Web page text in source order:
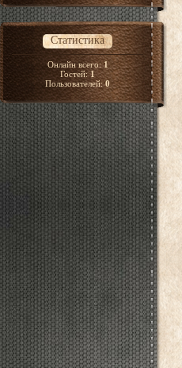
Статистика
Онлайн всего:1
Гостей:1
Пользователей:0